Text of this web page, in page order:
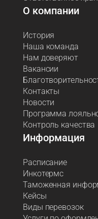
О компании
История
Наша команда
Нам доверяют
Вакансии
Контакты
Новости
Программа
Контроль качества
Информация
Расписание
Инкотермс
Таможенная
Кейсы
Виды перевозок